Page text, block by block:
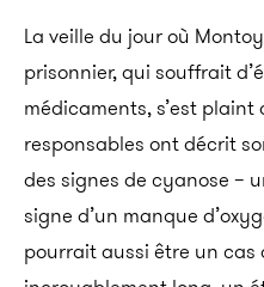
La veille du jour où
prisonnier, qui souffrait
médicaments, s’est plaint
responsables ont décrit
des signes de cyanose –
signe d’un manque
pourrait aussi être un cas